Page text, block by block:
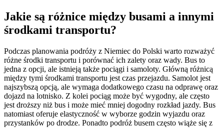
Jakie są różnice między busami a innymi
środkami transportu?
Podczas planowania podróży z Niemiec do Polski warto rozważyć
różne środki transportu i porównać ich zalety oraz wady. Bus to
jedna z opcji, ale istnieją także pociągi i samoloty. Główną różnicą
między tymi środkami transportu jest czas przejazdu. Samolot jest
najszybszą opcją, ale wymaga dodatkowego czasu na odprawę oraz
dojazd na lotnisko. Z kolei pociąg może być wygodny, ale często
jest droższy niż bus i może mieć mniej dogodny rozkład jazdy. Bus
natomiast oferuje elastyczność w wyborze godzin wyjazdu oraz
przystanków po drodze. Ponadto podróż busem często wiąże się z